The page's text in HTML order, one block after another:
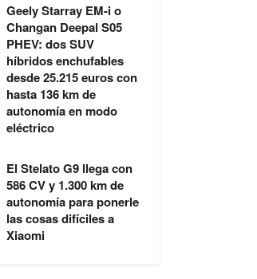
Geely Starray EM-i o
Changan Deepal S05
PHEV: dos SUV
híbridos enchufables
desde 25.215 euros con
hasta 136 km de
autonomía en modo
eléctrico
El Stelato G9 llega con
586 CV y 1.300 km de
autonomía para ponerle
las cosas difíciles a
Xiaomi